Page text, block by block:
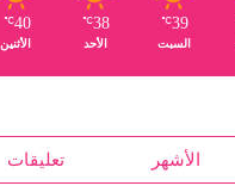
39
℃
السبت
38
℃
الأحد
40
℃
الأثنين
الأشهر تعليقات